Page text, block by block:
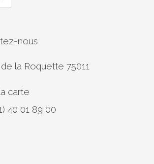
nous
la Roquette 75011
carte
40 01 89 00